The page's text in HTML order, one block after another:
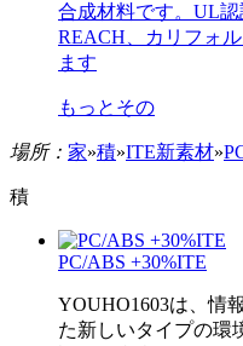
合成材料です。UL認
REACH、カリフォ
ます
もっとその
場所： 家»積»ITE新素材»
積
PC/ABS +30%ITE
YOUHO1603は、情
た新しいタイプの環